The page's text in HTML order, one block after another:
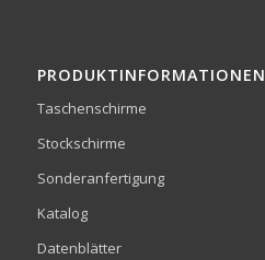
PRODUKTINFORMATIONEN
Taschenschirme
Stockschirme
Sonderanfertigung
Katalog
Datenblätter